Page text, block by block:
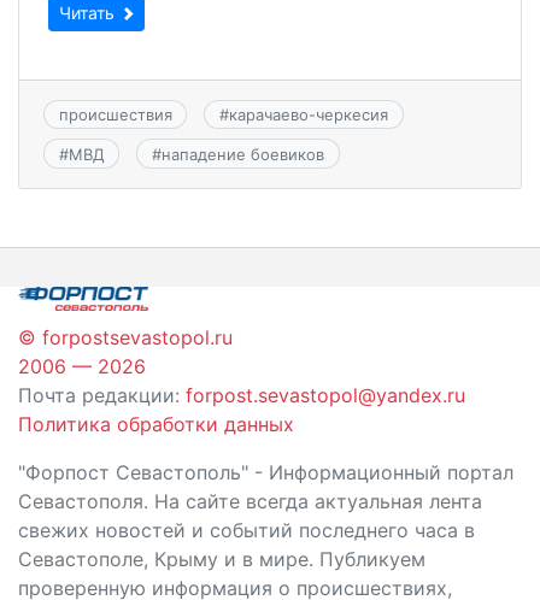
Читать
происшествия #карачаево-черкесия
#МВД #нападение боевиков
© forpostsevastopol.ru
2006 — 2026
Почта редакции: forpost.sevastopol@yandex.ru
Политика обработки данных
"Форпост Севастополь" - Информационный портал
Севастополя. На сайте всегда актуальная лента
свежих новостей и событий последнего часа в
Севастополе, Крыму и в мире. Публикуем
проверенную информация о происшествиях,